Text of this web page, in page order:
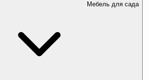
Мебель для сада